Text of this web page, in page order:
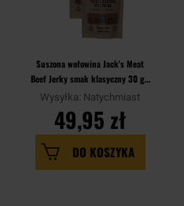
Suszona wołowina Jack's Meat
Beef Jerky smak klasyczny 30 g -
3 szt.
Wysyłka: Natychmiast
49,95 zł
DO KOSZYKA